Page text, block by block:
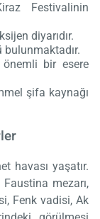
Festivalinin
diyarıdır.
bir esere
şifa kaynağı
havası yaşatır.
mezarı,
Fenk vadisi, Ak